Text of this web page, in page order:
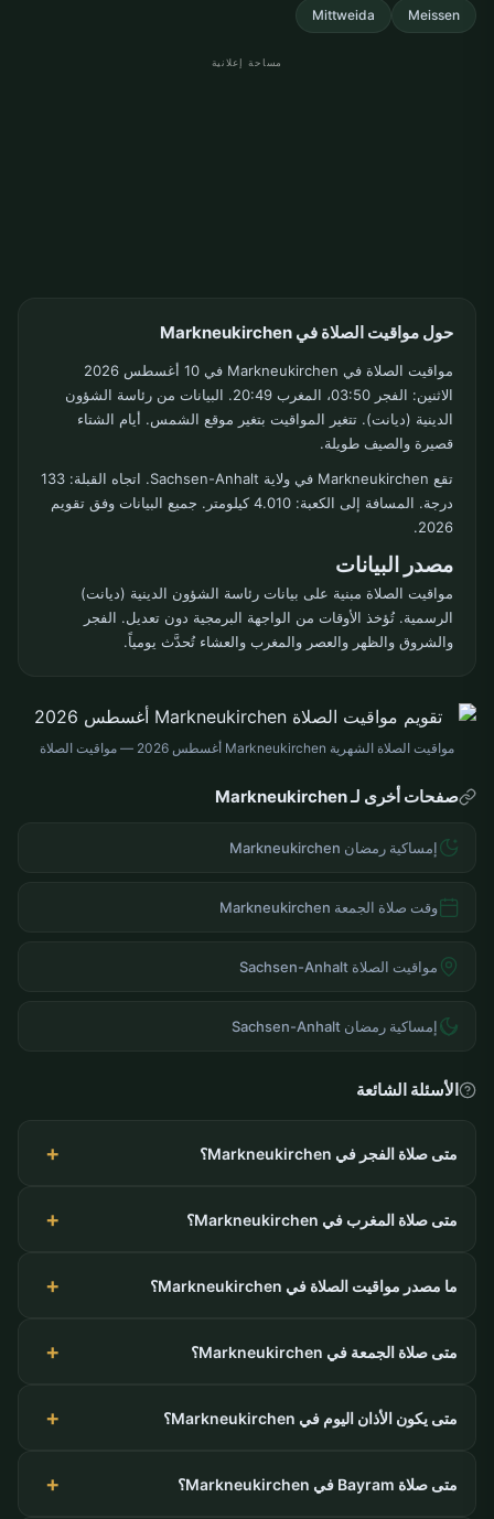
Meissen
Mittweida
مساحة إعلانية
حول مواقيت الصلاة في Markneukirchen
مواقيت الصلاة في Markneukirchen في 10 أغسطس 2026
الاثنين: الفجر 03:50، المغرب 20:49. البيانات من رئاسة الشؤون
الدينية (ديانت). تتغير المواقيت بتغير موقع الشمس. أيام الشتاء
قصيرة والصيف طويلة.
تقع Markneukirchen في ولاية Sachsen-Anhalt. اتجاه القبلة: 133
درجة. المسافة إلى الكعبة: 4.010 كيلومتر. جميع البيانات وفق تقويم
2026.
مصدر البيانات
مواقيت الصلاة مبنية على بيانات رئاسة الشؤون الدينية (ديانت)
الرسمية. تُؤخذ الأوقات من الواجهة البرمجية دون تعديل. الفجر
والشروق والظهر والعصر والمغرب والعشاء تُحدَّث يومياً.
مواقيت الصلاة الشهرية Markneukirchen أغسطس 2026 — مواقيت الصلاة
صفحات أخرى لـ Markneukirchen
إمساكية رمضان Markneukirchen
وقت صلاة الجمعة Markneukirchen
مواقيت الصلاة Sachsen-Anhalt
إمساكية رمضان Sachsen-Anhalt
الأسئلة الشائعة
متى صلاة الفجر في Markneukirchen؟
متى صلاة المغرب في Markneukirchen؟
ما مصدر مواقيت الصلاة في Markneukirchen؟
متى صلاة الجمعة في Markneukirchen؟
متى يكون الأذان اليوم في Markneukirchen؟
متى صلاة Bayram في Markneukirchen؟